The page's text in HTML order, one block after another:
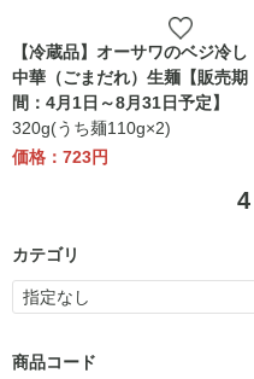
【冷蔵品】オーサワのベジ冷し
中華（ごまだれ）生麺【販売期
間：4月1日～8月31日予定】
320g(うち麺110g×2)
価格：723円
4
カテゴリ
商品コード